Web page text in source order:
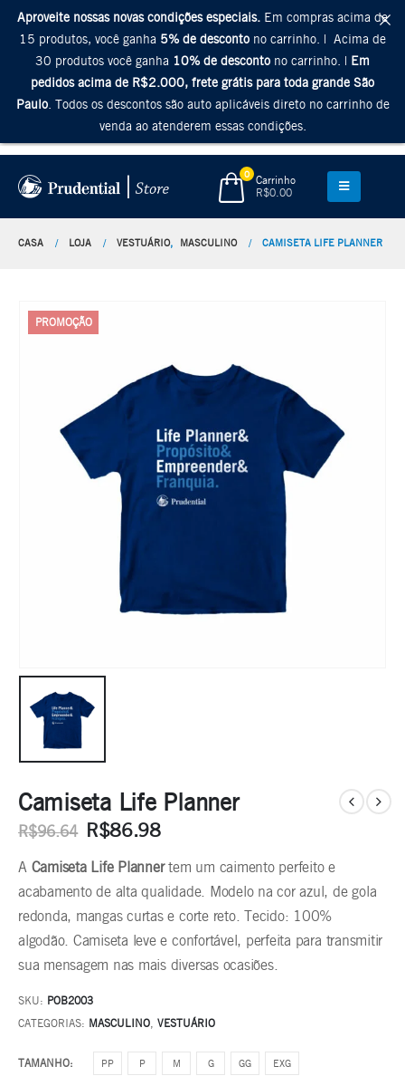
0 Carrinho
R$0.00
CASA LOJA VESTUÁRIO, MASCULINO CAMISETA LIFE PLANNER
PROMOÇÃO
Camiseta Life Planner
R$96.64 R$86.98
A Camiseta Life Plannertem um caimento perfeito e
acabamento de alta qualidade. Modelo na cor azul, de gola
redonda, mangas curtas e corte reto. Tecido: 100%
algodão. Camiseta leve e confortável, perfeita para transmitir
sua mensagem nas mais diversas ocasiões.
SKU: POB2003
CATEGORIAS: MASCULINO, VESTUÁRIO
TAMANHO PP P M G GG EXG
Aproveite nossas novas condições especiais. Em compras acima de
15 produtos, você ganha 5% de desconto no carrinho. | Acima de
30 produtos você ganha 10% de desconto no carrinho. | Em
pedidos acima de R$2.000, frete grátis para toda grande São
Paulo. Todos os descontos são auto aplicáveis direto no carrinho de
venda ao atenderem essas condições.